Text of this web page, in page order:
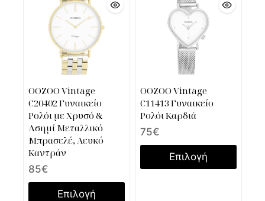
OOZOO Vintage
C20402 Γυναικείο
Ρολόι με Χρυσό &
Ασημί Μεταλλικό
Μπρασελέ, Λευκό
Καντράν
85€
Επιλογή
OOZOO Vintage
C11413 Γυναικείο
Ρολόι Καρδιά
75€
Επιλογή